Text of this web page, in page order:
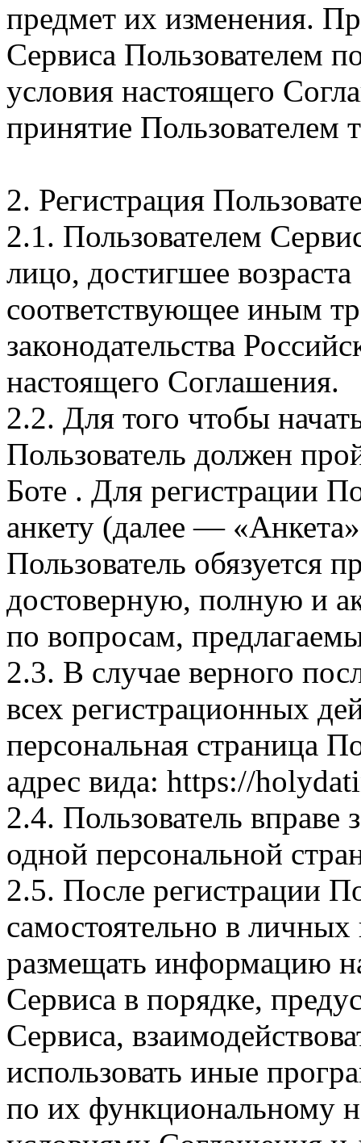
предмет их изменения.
Сервиса Пользователем
условия настоящего
принятие Пользователем
2. Регистрация
2.1. Пользователем
лицо, достигшее возраста
соответствующее иным
законодательства
настоящего Соглашения.
2.2. Для того чтобы
Пользователь должен
Боте . Для регистрации
анкету (далее —
Пользователь обязуется
достоверную, полную и
по вопросам,
2.3. В случае верного
всех регистрационных
персональная страница
адрес вида: https://
2.4. Пользователь вправе
одной персональной
2.5. После регистрации
самостоятельно в
размещать информацию
Сервиса в порядке,
Сервиса,
использовать иные
по их функциональному